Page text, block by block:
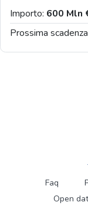
Importo: 600 Mln
Prossima
Faq
Open